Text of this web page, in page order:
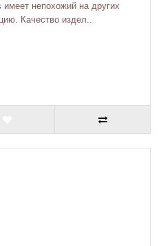
непохожий на других
Качество издел..